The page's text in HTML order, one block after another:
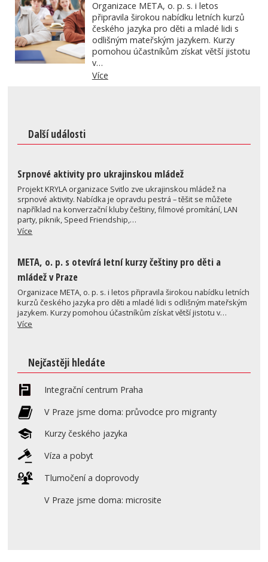
Organizace META, o. p. s. i letos
připravila širokou nabídku letních kurzů
českého jazyka pro děti a mladé lidi s
odlišným mateřským jazykem. Kurzy
pomohou účastníkům získat větší jistotu
v…
Více
Další události
Srpnové aktivity pro ukrajinskou mládež
Projekt KRYLA organizace Svitlo zve ukrajinskou mládež na
srpnové aktivity. Nabídka je opravdu pestrá – těšit se můžete
například na konverzační kluby češtiny, filmové promítání, LAN
party, piknik, Speed Friendship,…
Více
META, o. p. s otevírá letní kurzy češtiny pro děti a
mládež v Praze
Organizace META, o. p. s. i letos připravila širokou nabídku letních
kurzů českého jazyka pro děti a mladé lidi s odlišným mateřským
jazykem. Kurzy pomohou účastníkům získat větší jistotu v…
Více
Nejčastěji hledáte
Integrační centrum Praha
V Praze jsme doma: průvodce pro migranty
Kurzy českého jazyka
Víza a pobyt
Tlumočení a doprovody
V Praze jsme doma: microsite